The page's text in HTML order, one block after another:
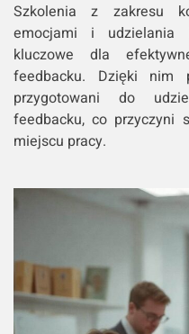
Szkolenia z zakresu
emocjami i udzielania
kluczowe dla
feedbacku. Dzięki nim
przygotowani do
feedbacku, co przyczyni
miejscu pracy.